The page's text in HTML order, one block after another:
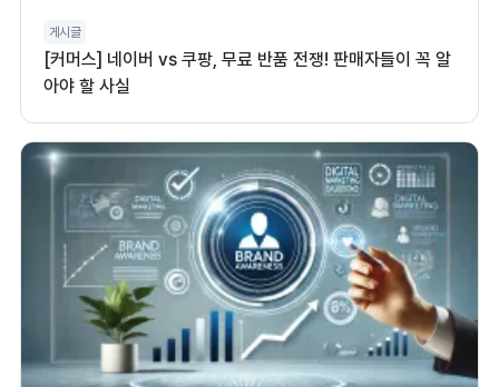
게시글
[커머스] 네이버 vs 쿠팡, 무료 반품 전쟁! 판매자들이 꼭 알
아야 할 사실